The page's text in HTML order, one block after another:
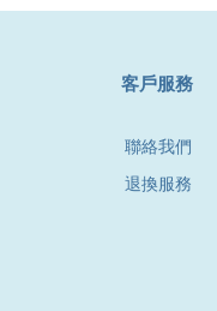
​客戶服務
聯絡我們
退換服務